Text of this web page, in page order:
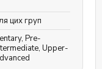
цих груп
, Pre-
, Upper-